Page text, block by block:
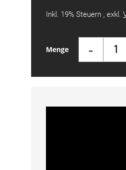
Menge -
Inkl. 19% Steuern , exkl.